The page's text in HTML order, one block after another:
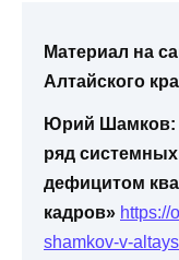
Материал на
Алтайского
Юрий Шамков:
ряд
дефицитом
кадров» https://
shamkov-v-